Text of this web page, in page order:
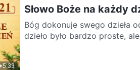
5:33
Słowo Boże na każdy
Bóg dokonuje swego dzieła
dzieło było bardzo proste,